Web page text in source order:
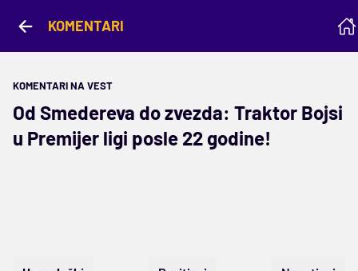
KOMENTARI
KOMENTARI NA VEST
Od Smedereva do zvezda: Traktor Bojsi
u Premijer ligi posle 22 godine!